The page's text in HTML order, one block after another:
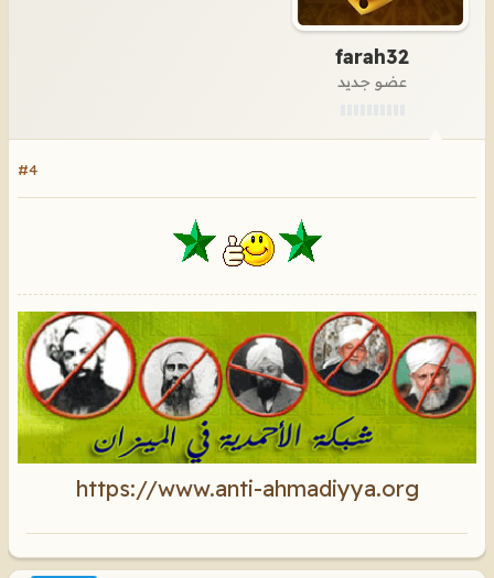
farah32
عضو جديد
#4
https://www.anti-ahmadiyya.org